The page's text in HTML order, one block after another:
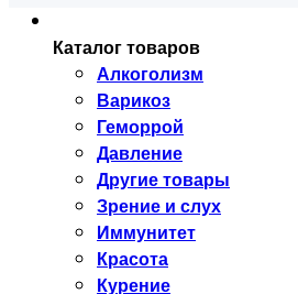
Каталог товаров
Алкоголизм
Варикоз
Геморрой
Давление
Другие товары
Зрение и слух
Иммунитет
Красота
Курение